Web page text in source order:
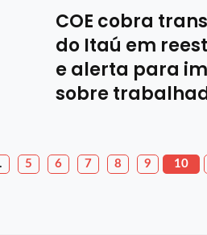
COE cobra
do Itaú em
e alerta para
sobre
5 6 7 8 9 10